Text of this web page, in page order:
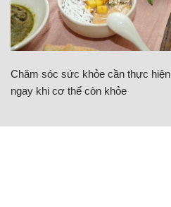
Chăm sóc sức khỏe cần thực hiện
ngay khi cơ thể còn khỏe